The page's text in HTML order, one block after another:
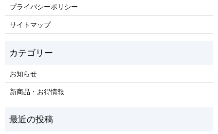
プライバシーポリシー
サイトマップ
お知らせ
新商品・お得情報